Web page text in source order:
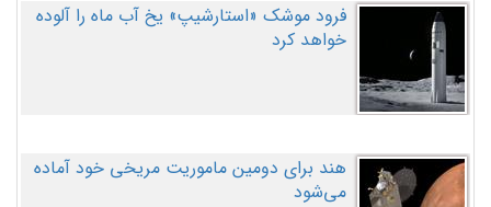
فرود موشک «استارشیپ» یخ آب ماه را آلوده
خواهد کرد
هند برای دومین ماموریت مریخی خود آماده
می‌شود